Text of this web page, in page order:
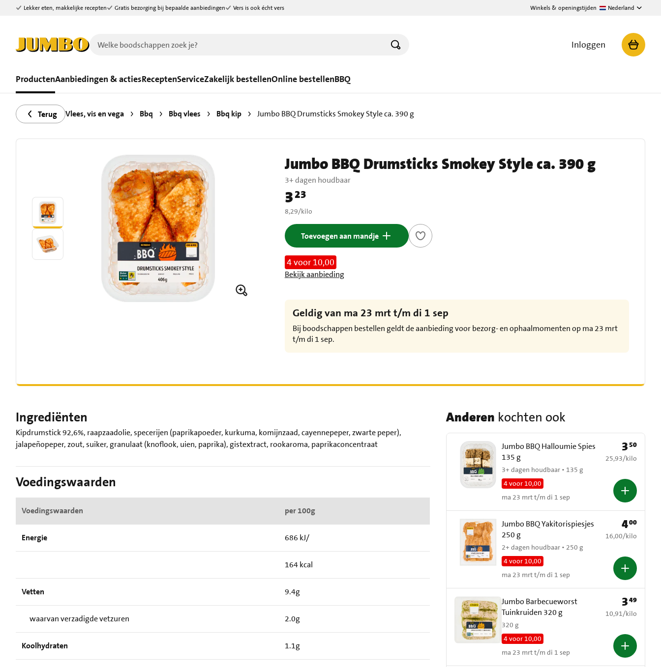
Ga naar zoeken
Ga naar hoofdinhoud
Lekker eten, makkelijke recepten Gratis bezorging bij bepaalde aanbiedingen Vers is ook écht vers Winkels & openingstijden Nederland
Inloggen
ProductenAanbiedingen & actiesReceptenServiceZakelijk bestellenOnline bestellenBBQ
Terug Vlees, vis en vega Bbq Bbq vlees Bbq kip Jumbo BBQ Drumsticks Smokey Style ca. 390 g
Jumbo BBQ Drumsticks Smokey Style ca. 390 g
3+ dagen houdbaar
Prijs: € 3,23
323
€ 8,29 per kilo
8,29/kilo
Toevoegen aan mandje
4 voor 10,00
Bekijk aanbieding
Geldig van ma 23 mrt t/m di 1 sep
Bij boodschappen bestellen geldt de aanbieding voor bezorg- en ophaalmomenten op ma 23 mrt
t/m di 1 sep.
Ingrediënten
Kipdrumstick 92,6%, raapzaadolie, specerijen (paprikapoeder, kurkuma, komijnzaad, cayennepeper, zwarte peper),
jalapeñopeper, zout, suiker, granulaat (knoflook, uien, paprika), gistextract, rookaroma, paprikaconcentraat
Voedingswaarden
Voedingswaarden per 100g
Energie 686 kJ/
164 kcal
Vetten 9.4g
waarvan verzadigde vetzuren 2.0g
Koolhydraten 1.1g
Anderen kochten ook
Jumbo BBQ Halloumie Spies
135 g
3+ dagen houdbaar • 135 g
4 voor 10,00
ma 23 mrt t/m di 1 sep
Prijs: € 3,50
3 50
€ 25,93 per kilo
25,93/kilo
Jumbo BBQ Yakitorispiesjes
250 g
2+ dagen houdbaar • 250 g
4 voor 10,00
ma 23 mrt t/m di 1 sep
Prijs: € 4,00
400
€ 16,00 per kilo
16,00/kilo
Jumbo Barbecueworst
Tuinkruiden 320 g
320 g
4 voor 10,00
ma 23 mrt t/m di 1 sep
Prijs: € 3,49
349
€ 10,91 per kilo
10,91/kilo